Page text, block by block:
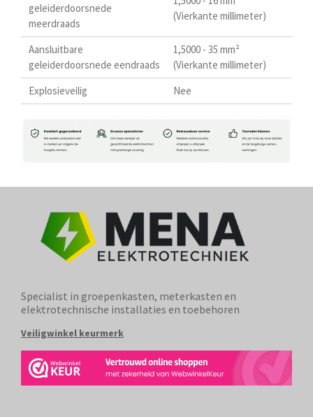
geleiderdoorsnede
meerdraads
(Vierkante millimeter)
Aansluitbare
geleiderdoorsnede eendraads
1,5000 - 35 mm²
(Vierkante millimeter)
Explosieveilig
Nee
Specialist in groepenkasten, meterkasten en
elektrotechnische installaties en toebehoren
Veiligwinkel keurmerk